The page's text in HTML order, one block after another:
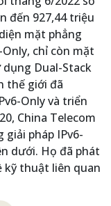
đến 927,44 triệu
mặt phẳng
chỉ còn mặt
dụng Dual-Stack
thế giới đã
Only và triển
China Telecom
pháp IPv6-
dưới. Họ đã phát
kỹ thuật liên quan